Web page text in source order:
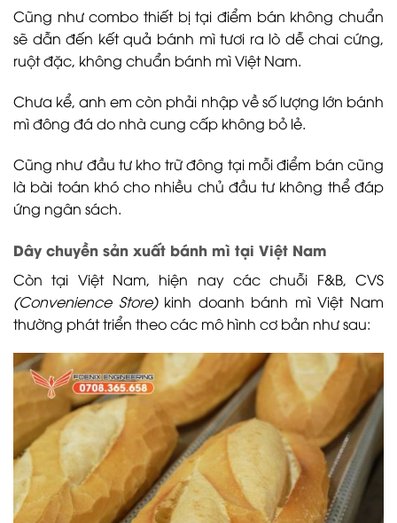
Cũng như combo thiết bị tại điểm bán không chuẩn
sẽ dẫn đến kết quả bánh mì tươi ra lò dễ chai cứng,
ruột đặc, không chuẩn bánh mì Việt Nam.
Chưa kể, anh em còn phải nhập về số lượng lớn bánh
mì đông đá do nhà cung cấp không bỏ lẻ.
Cũng như đầu tư kho trữ đông tại mỗi điểm bán cũng
là bài toán khó cho nhiều chủ đầu tư không thể đáp
ứng ngân sách.
Dây chuyền sản xuất bánh mì tại Việt Nam
Còn tại Việt Nam, hiện nay các chuỗi F&B, CVS
(Convenience Store)kinh doanh bánh mì Việt Nam
thường phát triển theo các mô hình cơ bản như sau: